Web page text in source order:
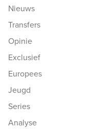
Nieuws
Transfers
Opinie
Exclusief
Europees
Jeugd
Series
Analyse